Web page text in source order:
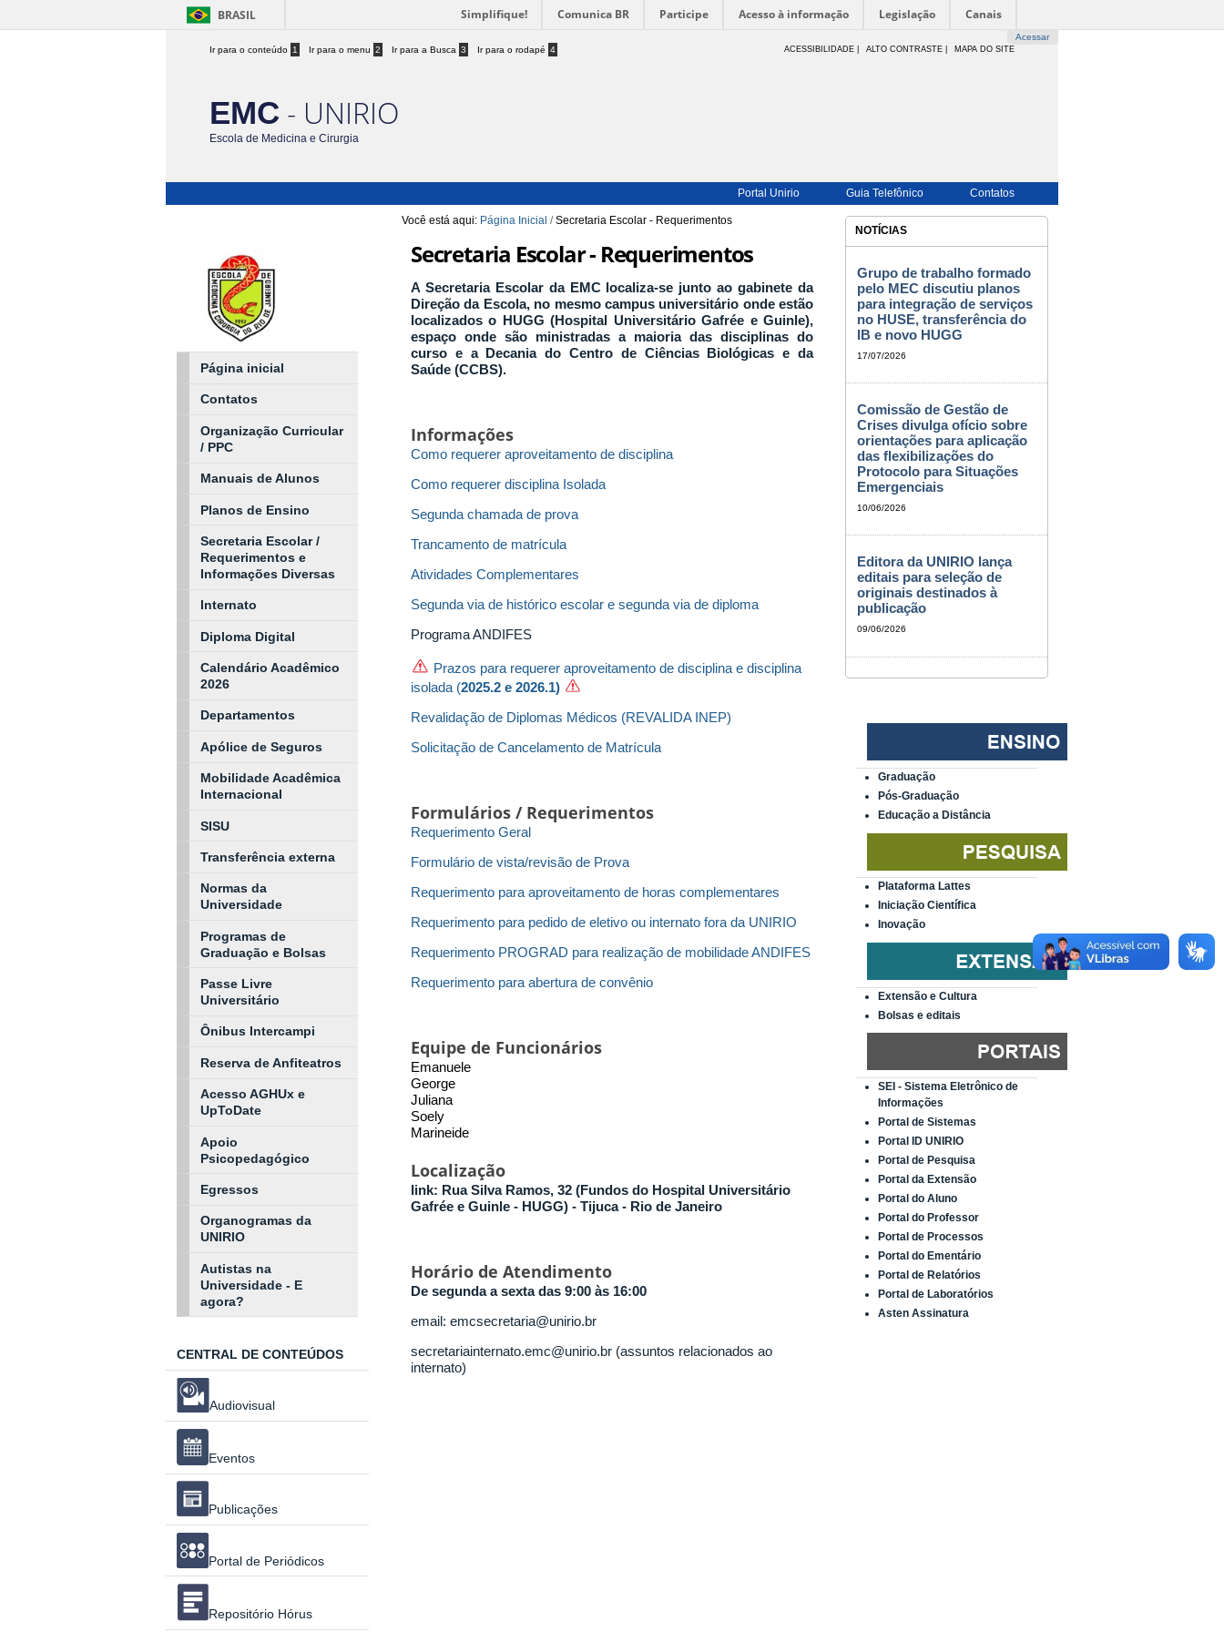
BRASIL Simplifique! Comunica BR Participe Acesso à informação Legislação Canais
Acessar
Ir para o conteúdo 1 Ir para o menu 2 Ir para a Busca 3 Ir para o rodapé 4 ACESSIBILIDADE ALTO CONTRASTE | MAPA DO SITE
EMC - UNIRIO
Escola de Medicina e Cirurgia
Portal Unirio Guia Telefônico Contatos
Você está aqui: Página Inicial /Secretaria Escolar - Requerimentos
Secretaria Escolar - Requerimentos
A Secretaria Escolar da EMC localiza-se junto ao gabinete da
Direção da Escola, no mesmo campus universitário onde estão
localizados o HUGG (Hospital Universitário Gafrée e Guinle),
espaço onde são ministradas a maioria das disciplinas do
curso e a Decania do Centro de Ciências Biológicas e da
Saúde (CCBS).
Informações
Como requerer aproveitamento de disciplina
Como requerer disciplina Isolada
Segunda chamada de prova
Trancamento de matrícula
Atividades Complementares
Segunda via de histórico escolar e segunda via de diploma
Programa ANDIFES
Prazos para requerer aproveitamento de disciplina e disciplina
isolada (2025.2 e 2026.1)
Revalidação de Diplomas Médicos (REVALIDA INEP)
Solicitação de Cancelamento de Matrícula
Formulários / Requerimentos
Requerimento Geral
Formulário de vista/revisão de Prova
Requerimento para aproveitamento de horas complementares
Requerimento para pedido de eletivo ou internato fora da UNIRIO
Requerimento PROGRAD para realização de mobilidade ANDIFES
Requerimento para abertura de convênio
Equipe de Funcionários
Emanuele
George
Juliana
Soely
Marineide
Localização
link: Rua Silva Ramos, 32 (Fundos do Hospital Universitário
Gafrée e Guinle - HUGG) - Tijuca - Rio de Janeiro
Horário de Atendimento
De segunda a sexta das 9:00 às 16:00
email: emcsecretaria@unirio.br
secretariainternato.emc@unirio.br (assuntos relacionados ao
internato)
Página inicial
Contatos
Organização Curricular
/ PPC
Manuais de Alunos
Planos de Ensino
Secretaria Escolar /
Requerimentos e
Informações Diversas
Internato
Diploma Digital
Calendário Acadêmico
2026
Departamentos
Apólice de Seguros
Mobilidade Acadêmica
Internacional
SISU
Transferência externa
Normas da
Universidade
Programas de
Graduação e Bolsas
Passe Livre
Universitário
Ônibus Intercampi
Reserva de Anfiteatros
Acesso AGHUx e
UpToDate
Apoio
Psicopedagógico
Egressos
Organogramas da
UNIRIO
Autistas na
Universidade - E
agora?
CENTRAL DE CONTEÚDOS
Audiovisual
Eventos
Publicações
Portal de Periódicos
Repositório Hórus
NOTÍCIAS
Grupo de trabalho formado
pelo MEC discutiu planos
para integração de serviços
no HUSE, transferência do
IB e novo HUGG
17/07/2026
Comissão de Gestão de
Crises divulga ofício sobre
orientações para aplicação
das flexibilizações do
Protocolo para Situações
Emergenciais
10/06/2026
Editora da UNIRIO lança
editais para seleção de
originais destinados à
publicação
09/06/2026
Graduação
Pós-Graduação
Educação a Distância
Plataforma Lattes
Iniciação Científica
Inovação
Extensão e Cultura
Bolsas e editais
SEI - Sistema Eletrônico de
Informações
Portal de Sistemas
Portal ID UNIRIO
Portal de Pesquisa
Portal da Extensão
Portal do Aluno
Portal do Professor
Portal de Processos
Portal do Ementário
Portal de Relatórios
Portal de Laboratórios
Asten Assinatura